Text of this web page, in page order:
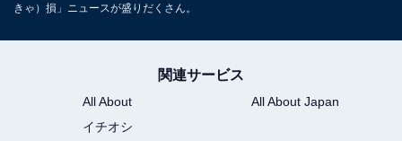
きゃ）損」ニュースが盛りだくさん。
関連サービス
All About
All About Japan
イチオシ